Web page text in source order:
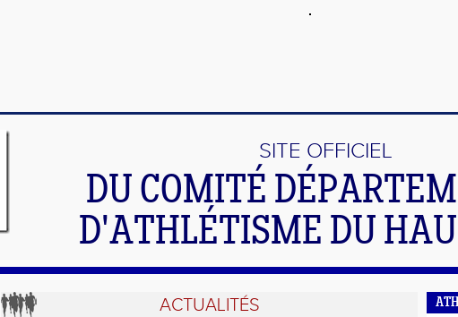
SITE OFFICIEL
DU COMITÉ
D'ATHLÉTISME DU
ACTUALITÉS